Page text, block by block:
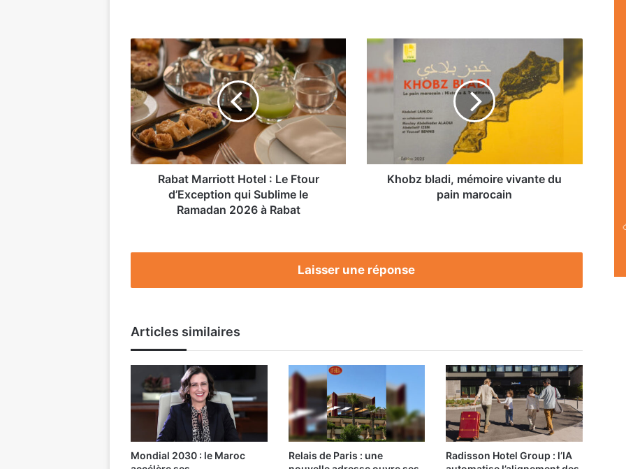
Rabat
Marriott
Hotel
:
Le
Ftour
d’Exception
qui
Sublime
Rabat Marriott Hotel : Le Ftour
d’Exception qui Sublime le
Ramadan 2026 à Rabat
Khobz
mémoire
vivante
pain
marocain
Khobz bladi, mémoire vivante du
pain marocain
Laisser une réponse
Articles similaires
Mondial 2030 : le Maroc
Relais de Paris : une
Radisson Hotel Group : l’IA